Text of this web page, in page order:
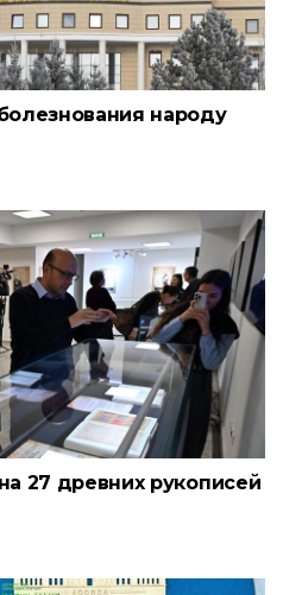
народу
27 древних рукописей